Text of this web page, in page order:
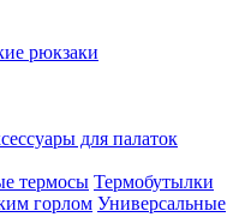
рюкзаки
для палаток
термосы Термобутылки
горлом Универсальные